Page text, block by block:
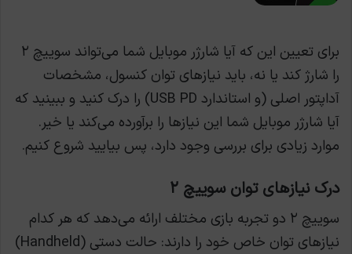
برای تعیین این که آیا شارژر موبایل شما می‌تواند سوییچ ۲
را شارژ کند یا نه، باید نیازهای توان کنسول، مشخصات
آداپتور اصلی (و استاندارد USB PD) را درک کنید و ببینید که
آیا شارژر موبایل شما این نیازها را برآورده می‌کند یا خیر.
موارد زیادی برای بررسی وجود دارد، پس بیایید شروع کنیم.
درک نیازهای توان سوییچ ۲
سوییچ ۲ دو تجربه بازی مختلف ارائه می‌دهد که هر کدام
نیازهای توان خاص خود را دارند: حالت دستی (Handheld)